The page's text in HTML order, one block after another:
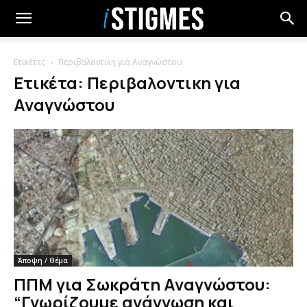
Ετικέτες Περιβαλοντικη για Αναγνώστου
Ετικέτα: Περιβαλοντικη για
Αναγνώστου
Άποψη / Θέμα
ΠΠΜ για Σωκράτη Αναγνώστου:
“Γνωρίζουμε ανάγνωση και